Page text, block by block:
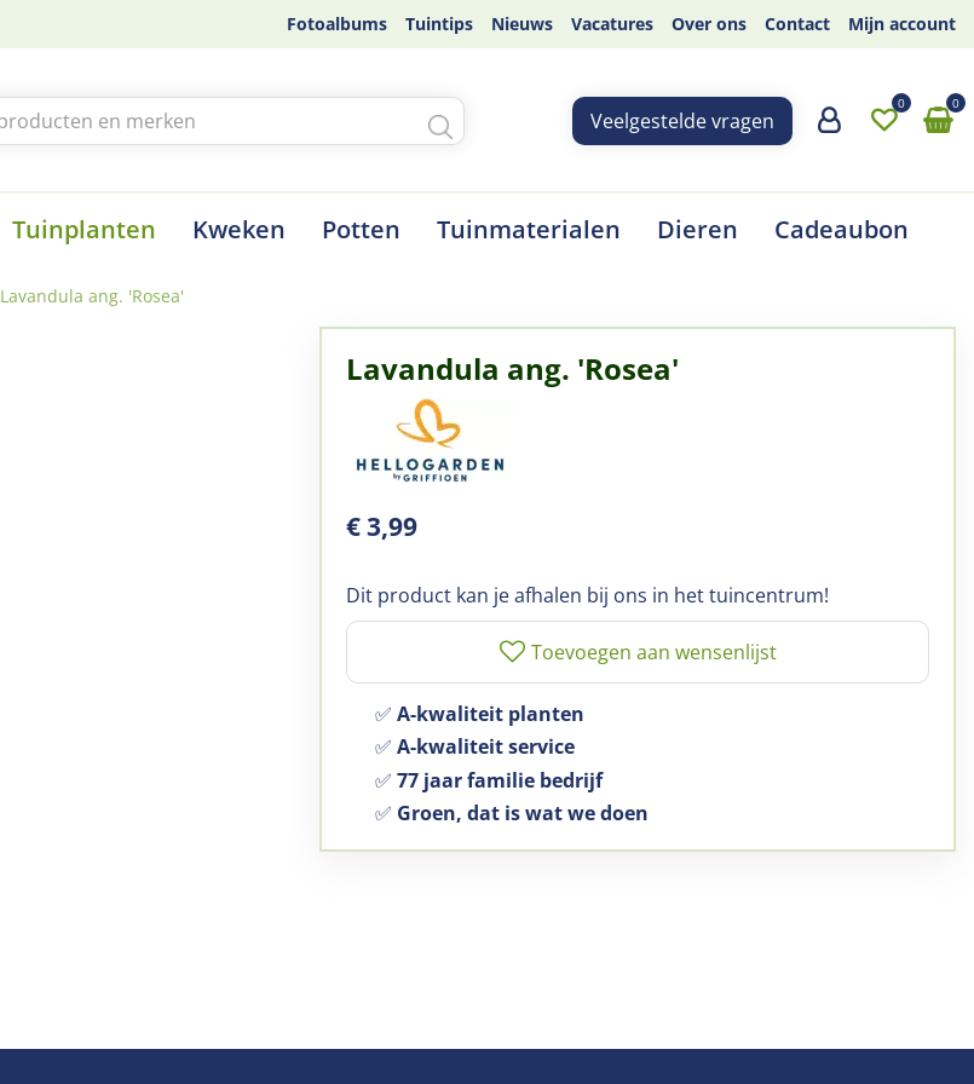
Lavandula ang. 'Rosea'
Fotoalbums Tuintips Nieuws Vacatures Over ons Contact Mijn account
Veelgestelde vragen
Tuinplanten Kweken Potten Tuinmaterialen Dieren Cadeaubon
Lavandula ang. 'Rosea'
€3,99
Dit product kan je afhalen bij ons in het tuincentrum!
✅ A-kwaliteit planten
✅ A-kwaliteit service
✅ 77 jaar familie bedrijf
✅ Groen, dat is wat we doen